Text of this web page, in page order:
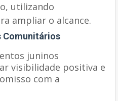
utilizando
ampliar o alcance.
Comunitários
juninos
visibilidade positiva e
com a